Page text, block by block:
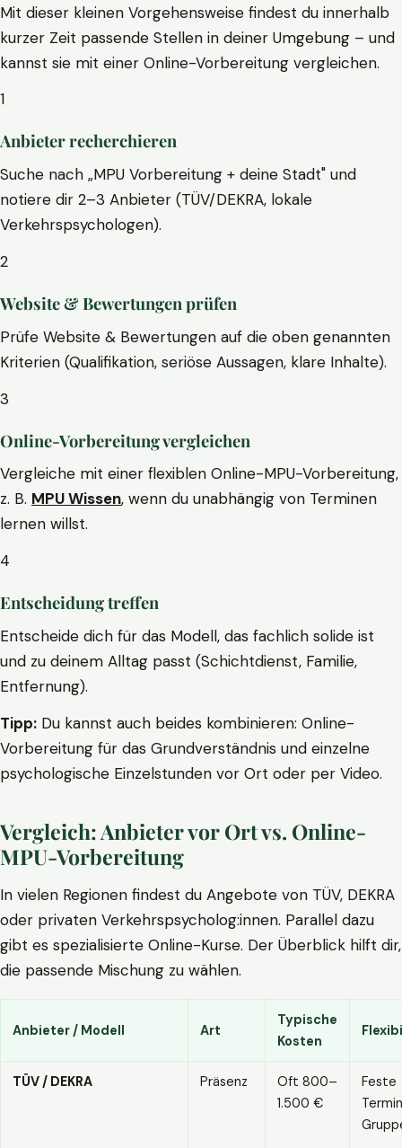
Mit dieser kleinen Vorgehensweise findest du innerhalb
kurzer Zeit passende Stellen in deiner Umgebung – und
kannst sie mit einer Online-Vorbereitung vergleichen.
1
Anbieter recherchieren
Suche nach „MPU Vorbereitung + deine Stadt" und
notiere dir 2–3 Anbieter (TÜV/DEKRA, lokale
Verkehrspsychologen).
2
Website & Bewertungen prüfen
Prüfe Website & Bewertungen auf die oben genannten
Kriterien (Qualifikation, seriöse Aussagen, klare Inhalte).
3
Online-Vorbereitung vergleichen
Vergleiche mit einer flexiblen Online-MPU-Vorbereitung,
z. B. MPU Wissen, wenn du unabhängig von Terminen
lernen willst.
4
Entscheidung treffen
Entscheide dich für das Modell, das fachlich solide ist
und zu deinem Alltag passt (Schichtdienst, Familie,
Entfernung).
Tipp: Du kannst auch beides kombinieren: Online-
Vorbereitung für das Grundverständnis und einzelne
psychologische Einzelstunden vor Ort oder per Video.
Vergleich: Anbieter vor Ort vs. Online-
MPU-Vorbereitung
In vielen Regionen findest du Angebote von TÜV, DEKRA
oder privaten Verkehrspsycholog:innen. Parallel dazu
gibt es spezialisierte Online-Kurse. Der Überblick hilft dir,
die passende Mischung zu wählen.
Anbieter / Modell Art
Typische
Kosten
TÜV / DEKRA Präsenz
Oft 800–
1.500 €
Feste